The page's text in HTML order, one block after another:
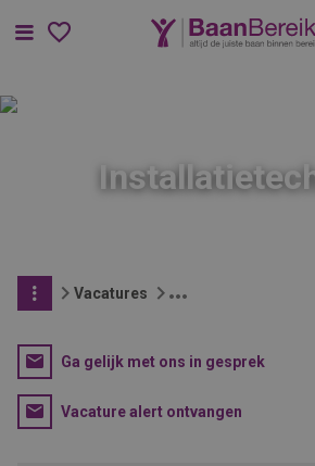
Menu
Vacatures
Ga gelijk met ons in gesprek
Vacature alert ontvangen